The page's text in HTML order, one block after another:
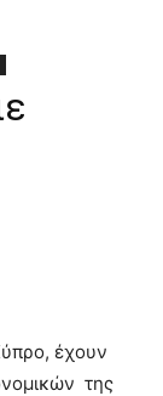
έχουν
της